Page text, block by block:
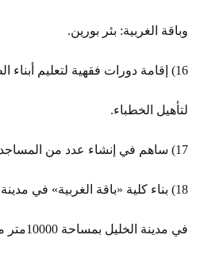
وباقة الغربية: بئر بورين.
16) إقامة دورات فقهية لتعليم
لتأهيل الخطباء.
17) ساهم في إنشاء عدد من المساجد في مناطق مختلفة.
18) بناء كلية «باقة الغربية» في
في مدينة الخليل بمساحة 10000متر مربع.